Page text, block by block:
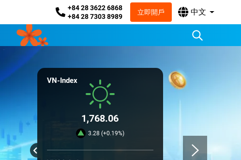
+84 28 3622 6868
+84 28 7303 8989
立即開戶 中文
VN-Index
1,768.06
3.28 (+0.19%)